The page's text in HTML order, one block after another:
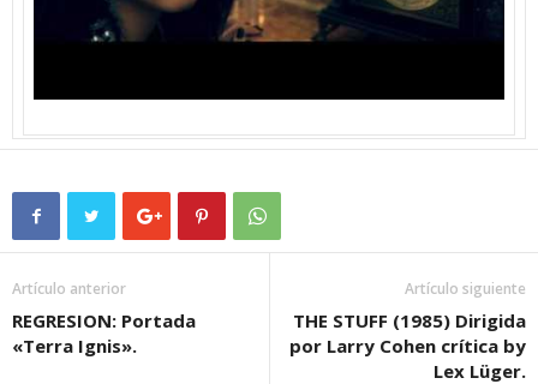
Artículo anterior
REGRESION: Portada
«Terra Ignis».
Artículo siguiente
THE STUFF (1985) Dirigida
por Larry Cohen crítica by
Lex Lüger.